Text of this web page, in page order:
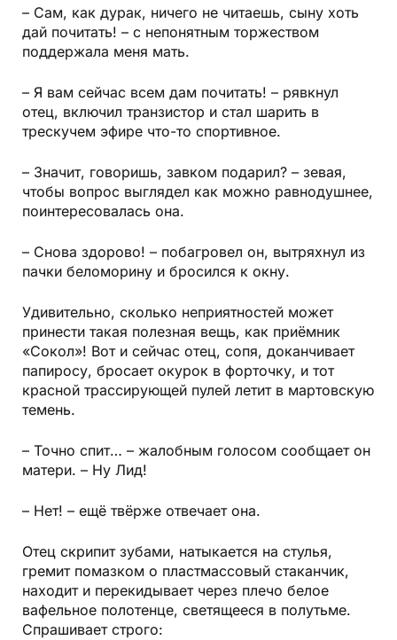
– Сам, как дурак, ничего не читаешь, сыну хоть
дай почитать! – с непонятным торжеством
поддержала меня мать.
– Я вам сейчас всем дам почитать! – рявкнул
отец, включил транзистор и стал шарить в
трескучем эфире что-то спортивное.
– Значит, говоришь, завком подарил? – зевая,
чтобы вопрос выглядел как можно равнодушнее,
поинтересовалась она.
– Снова здорово! – побагровел он, вытряхнул из
пачки беломорину и бросился к окну.
Удивительно, сколько неприятностей может
принести такая полезная вещь, как приёмник
«Сокол»! Вот и сейчас отец, сопя, доканчивает
папиросу, бросает окурок в форточку, и тот
красной трассирующей пулей летит в мартовскую
темень.
– Точно спит… – жалобным голосом сообщает он
матери. – Ну Лид!
– Нет! – ещё твёрже отвечает она.
Отец скрипит зубами, натыкается на стулья,
гремит помазком о пластмассовый стаканчик,
находит и перекидывает через плечо белое
вафельное полотенце, светящееся в полутьме.
Спрашивает строго: